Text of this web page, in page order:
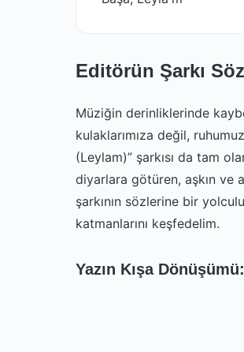
Editörün Şarkı
Müziğin derinliklerinde
kulaklarımıza değil,
(Leylam)” şarkısı da tam
diyarlara götüren, aşkın ve
şarkının sözlerine bir
katmanlarını keşfedelim.
Yazın Kışa